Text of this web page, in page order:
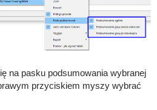
na pasku podsumowania wybranej
przyciskiem myszy wybrać